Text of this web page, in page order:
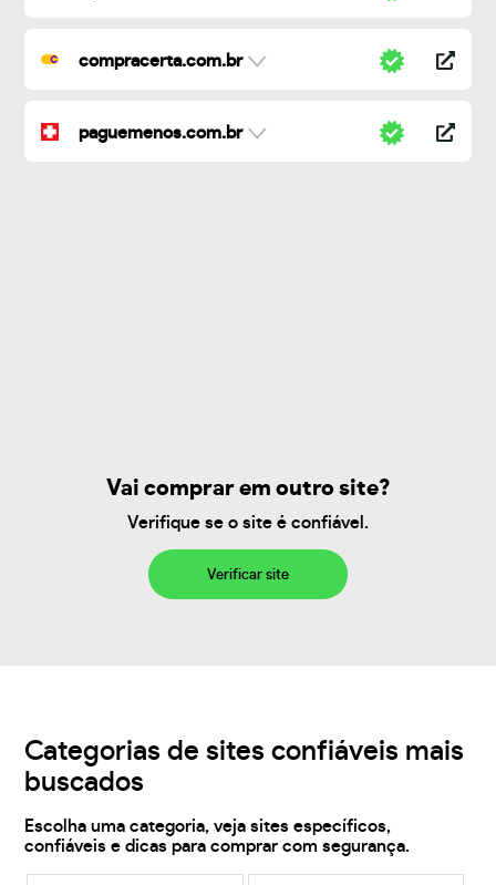
compracerta.com.br
paguemenos.com.br
Vai comprar em outro site?
Verifique se o site é confiável.
Verificar site
Categorias de sites confiáveis mais
buscados
Escolha uma categoria, veja sites específicos,
confiáveis e dicas para comprar com segurança.